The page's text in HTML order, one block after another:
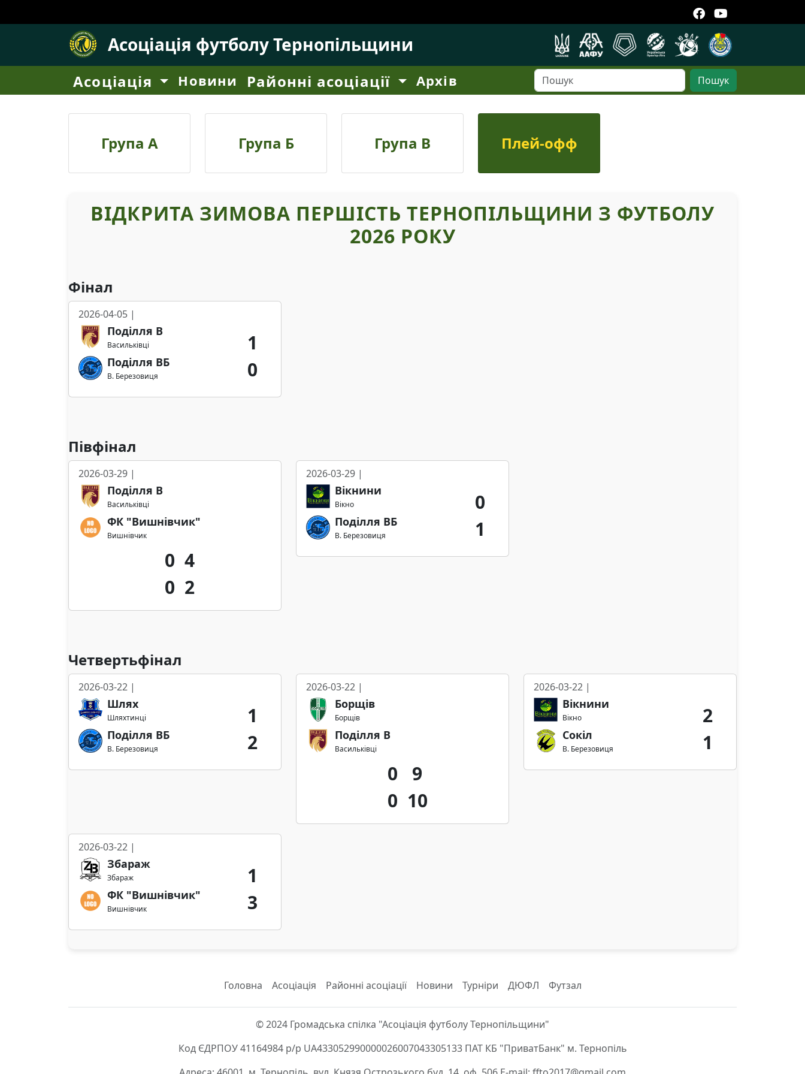
Асоціація футболу Тернопільщини
Асоціація Новини Районні асоціації Архів Пошук
Група А Група Б Група В Плей-офф
ВІДКРИТА ЗИМОВА ПЕРШІСТЬ ТЕРНОПІЛЬЩИНИ З ФУТБОЛУ
2026 РОКУ
Фінал
2026-04-05 |
Поділля В
Васильківці
Поділля ВБ
В. Березовиця
1
0
Півфінал
2026-03-29 |
Поділля В
Васильківці
ФК "Вишнівчик"
Вишнівчик
0
0
4
2
2026-03-29 |
Вікнини
Вікно
Поділля ВБ
В. Березовиця
0
1
Четвертьфінал
2026-03-22 |
Шлях
Шляхтинці
Поділля ВБ
В. Березовиця
1
2
2026-03-22 |
Борщів
Борщів
Поділля В
Васильківці
0
0
9
10
2026-03-22 |
Вікнини
Вікно
Сокіл
В. Березовиця
2
1
2026-03-22 |
Збараж
Збараж
ФК "Вишнівчик"
Вишнівчик
1
3
Головна Асоціація Районні асоціації Новини Турніри ДЮФЛ Футзал
© 2024 Громадська спілка "Асоціація футболу Тернопільщини"
Код ЄДРПОУ 41164984 р/р UA433052990000026007043305133 ПАТ КБ "ПриватБанк" м. Тернопіль